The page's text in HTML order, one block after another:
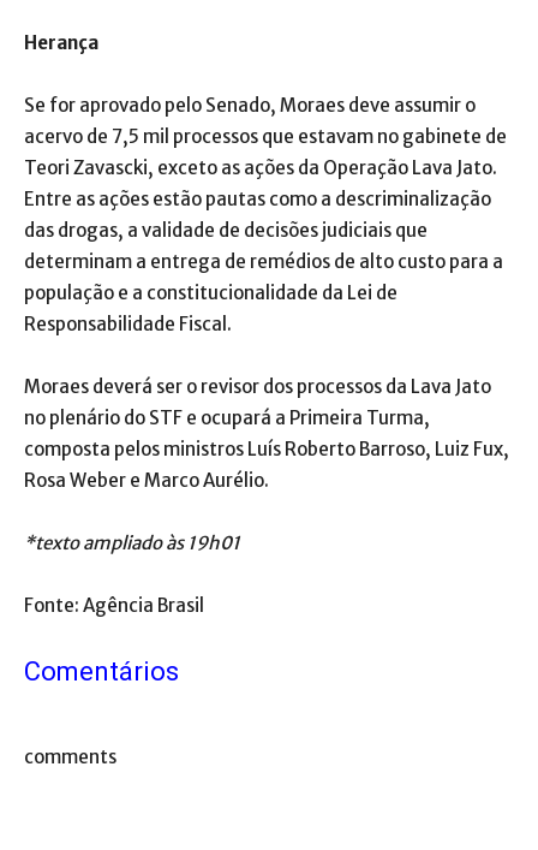
Herança
Se for aprovado pelo Senado, Moraes deve assumir o
acervo de 7,5 mil processos que estavam no gabinete de
Teori Zavascki, exceto as ações da Operação Lava Jato.
Entre as ações estão pautas como a descriminalização
das drogas, a validade de decisões judiciais que
determinam a entrega de remédios de alto custo para a
população e a constitucionalidade da Lei de
Responsabilidade Fiscal.
Moraes deverá ser o revisor dos processos da Lava Jato
no plenário do STF e ocupará a Primeira Turma,
composta pelos ministros Luís Roberto Barroso, Luiz Fux,
Rosa Weber e Marco Aurélio.
*texto ampliado às 19h01
Fonte: Agência Brasil
Comentários
comments